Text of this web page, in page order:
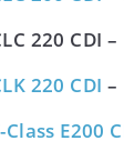
220 CDI –
220 CDI –
E200